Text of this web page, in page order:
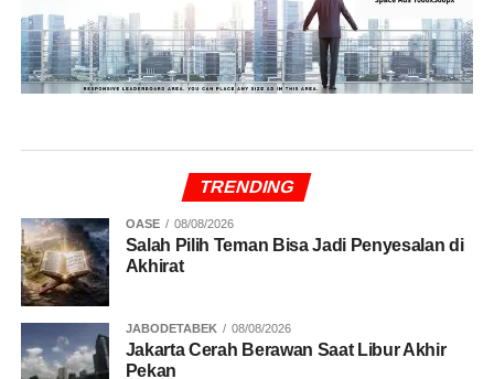
TRENDING
OASE 08/08/2026
Salah Pilih Teman Bisa Jadi Penyesalan di
Akhirat
JABODETABEK 08/08/2026
Jakarta Cerah Berawan Saat Libur Akhir
Pekan